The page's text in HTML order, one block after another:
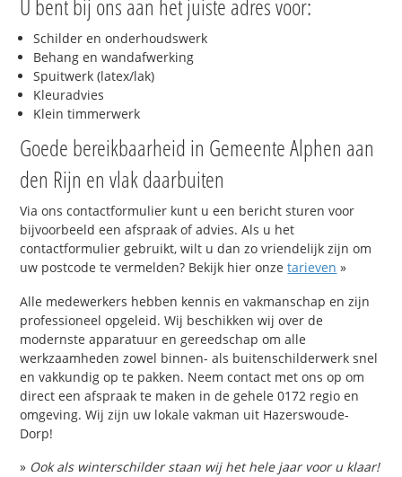
Schilder en onderhoudswerk
Behang en wandafwerking
Spuitwerk (latex/lak)
Kleuradvies
Klein timmerwerk
Goede bereikbaarheid in Gemeente Alphen aan
den Rijn en vlak daarbuiten
Via ons contactformulier kunt u een bericht sturen voor
bijvoorbeeld een afspraak of advies. Als u het
contactformulier gebruikt, wilt u dan zo vriendelijk zijn om
uw postcode te vermelden? Bekijk hier onzetarieven »
Alle medewerkers hebben kennis en vakmanschap en zijn
professioneel opgeleid. Wij beschikken wij over de
modernste apparatuur en gereedschap om alle
werkzaamheden zowel binnen- als buitenschilderwerk snel
en vakkundig op te pakken. Neem contact met ons op om
direct een afspraak te maken in de gehele 0172 regio en
omgeving. Wij zijn uw lokale vakman uit Hazerswoude-
Dorp!
» Ook als winterschilder staan wij het hele jaar voor u klaar!